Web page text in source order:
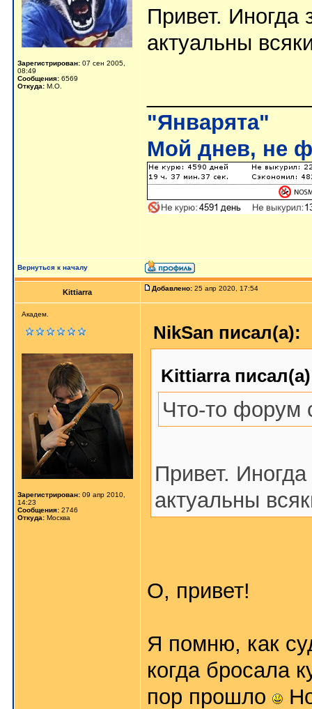
Зарегистрирован: 07 сен 2005,
08:49
Сообщения: 6569
Откуда: М.О.
Привет.
актуальны
"Январята"
Мой днев, не
Вернуться к началу
Kittiarra Добавлено: 25 апр 2020, 17:54
Академ.
Зарегистрирован: 09 апр 2010,
14:23
Сообщения: 2746
Откуда: Москва
NikSan писал(а):
Kittiarra
Что-то форум
Привет.
актуальны
О, привет!
Я помню, как
когда бросала
пор прошло